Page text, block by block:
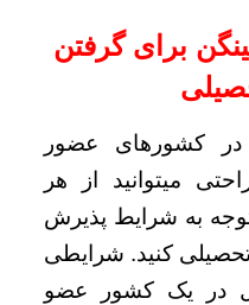
برای گرفتن
در کشورهای عضور
میتوانید از هر
به شرایط پذیرش
کنید. شرایطی
در یک کشور عضو